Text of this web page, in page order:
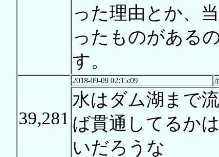
った理由とか、
ったものがある
す。
39,281
2018-09-09 02:15:09 /
水はダム湖まで
ば貫通してるか
いだろうな